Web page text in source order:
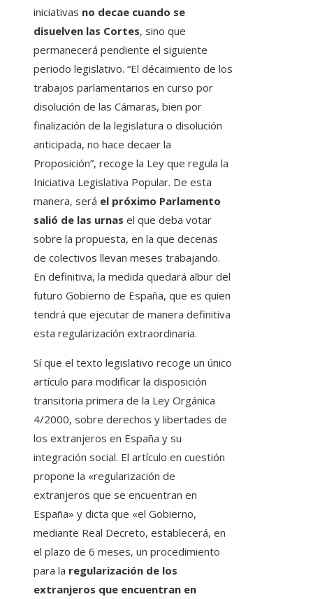
iniciativas no decae cuando se
disuelven las Cortes, sino que
permanecerá pendiente el siguiente
periodo legislativo. “El décaimiento de los
trabajos parlamentarios en curso por
disolución de las Cámaras, bien por
finalización de la legislatura o disolución
anticipada, no hace decaer la
Proposición”, recoge la Ley que regula la
Iniciativa Legislativa Popular. De esta
manera, será el próximo Parlamento
salió de las urnas el que deba votar
sobre la propuesta, en la que decenas
de colectivos llevan meses trabajando.
En definitiva, la medida quedará albur del
futuro Gobierno de España, que es quien
tendrá que ejecutar de manera definitiva
esta regularización extraordinaria.
Sí que el texto legislativo recoge un único
artículo para modificar la disposición
transitoria primera de la Ley Orgánica
4/2000, sobre derechos y libertades de
los extranjeros en España y su
integración social. El artículo en cuestión
propone la «regularización de
extranjeros que se encuentran en
España» y dicta que «el Gobierno,
mediante Real Decreto, establecerá, en
el plazo de 6 meses, un procedimiento
para la regularización de los
extranjeros que encuentran en